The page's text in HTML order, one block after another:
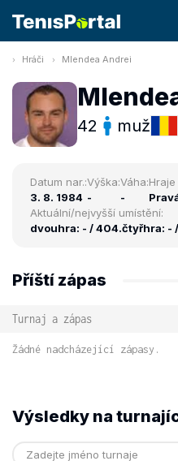
Hráči Mlendea Andrei
42 muž
Datum nar.:
3. 8. 1984
Výška:
-
Váha:
-
Aktuální/nejvyšší umístění:
dvouhra: - / 404.čtyřhra: -
Příští zápas
Turnaj a zápas
Žádné nadcházející zápasy.
Výsledky na